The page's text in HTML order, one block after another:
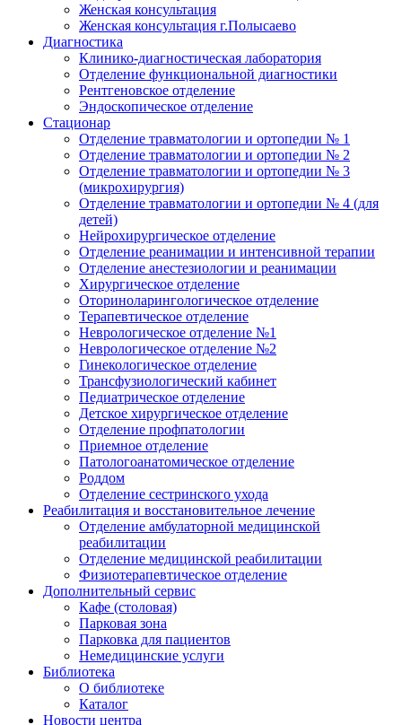
Женская консультация
Женская консультация г.Полысаево
Диагностика
Клинико-диагностическая лаборатория
Отделение функциональной диагностики
Рентгеновское отделение
Эндоскопическое отделение
Стационар
Отделение травматологии и ортопедии № 1
Отделение травматологии и ортопедии № 2
Отделение травматологии и ортопедии № 3
(микрохирургия)
Отделение травматологии и ортопедии № 4 (для
детей)
Нейрохирургическое отделение
Отделение реанимации и интенсивной терапии
Отделение анестезиологии и реанимации
Хирургическое отделение
Оториноларингологическое отделение
Терапевтическое отделение
Неврологическое отделение №1
Неврологическое отделение №2
Гинекологическое отделение
Трансфузиологический кабинет
Педиатрическое отделение
Детское хирургическое отделение
Отделение профпатологии
Приемное отделение
Патологоанатомическое отделение
Роддом
Отделение сестринского ухода
Реабилитация и восстановительное лечение
Отделение амбулаторной медицинской
реабилитации
Отделение медицинской реабилитации
Физиотерапевтическое отделение
Дополнительный сервис
Кафе (столовая)
Парковая зона
Парковка для пациентов
Немедицинские услуги
Библиотека
О библиотеке
Каталог
Новости центра